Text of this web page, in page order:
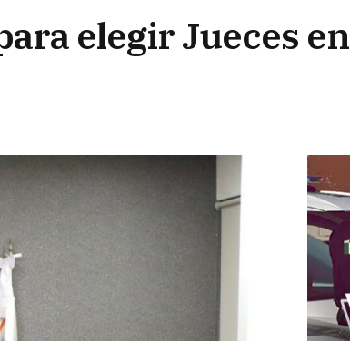
elegir Jueces en